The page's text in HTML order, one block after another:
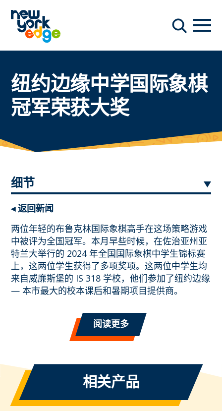
搜索
导航
纽约边缘中学国际象棋
冠军荣获大奖
细节
◂ 返回新闻
两位年轻的布鲁克林国际象棋高手在这场策略游戏
中被评为全国冠军。本月早些时候，在佐治亚州亚
特兰大举行的 2024 年全国国际象棋中学生锦标赛
上，这两位学生获得了多项奖项。这两位中学生均
来自威廉斯堡的 IS 318 学校，他们参加了纽约边缘
— 本市最大的校本课后和暑期项目提供商。
阅读更多
相关产品